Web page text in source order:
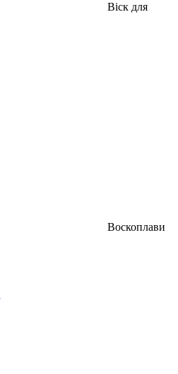
Віск для
Воскоплави